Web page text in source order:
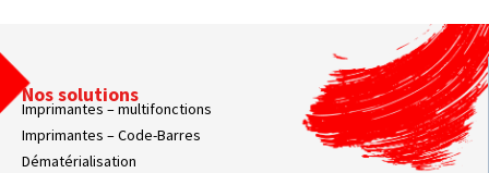
Nos solutions
Imprimantes – multifonctions
Imprimantes – Code-Barres
Dématérialisation